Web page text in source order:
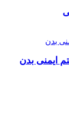
ایمنی بدن